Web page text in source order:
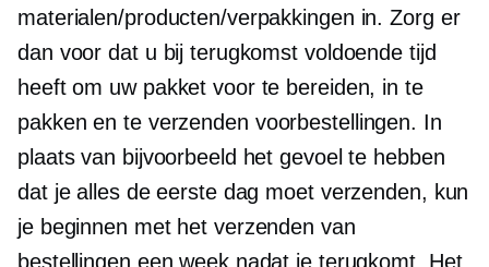
materialen/producten/verpakkingen in. Zorg er
dan voor dat u bij terugkomst voldoende tijd
heeft om uw pakket voor te bereiden, in te
pakken en te verzenden voorbestellingen. In
plaats van bijvoorbeeld het gevoel te hebben
dat je alles de eerste dag moet verzenden, kun
je beginnen met het verzenden van
bestellingen een week nadat je terugkomt. Het